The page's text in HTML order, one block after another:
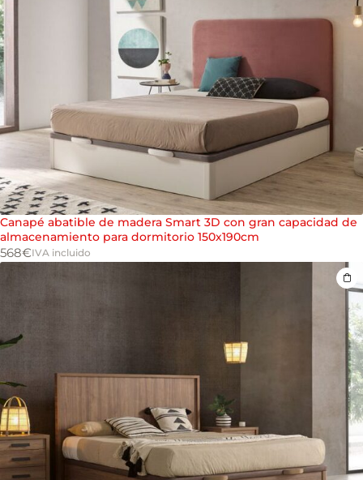
Canapé abatible de madera Smart 3D con gran capacidad de
almacenamiento para dormitorio 150x190cm
568€IVA incluido